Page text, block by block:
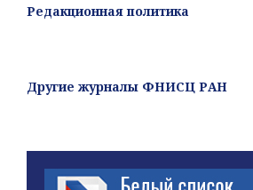
Редакционная политика
Другие журналы ФНИСЦ РАН